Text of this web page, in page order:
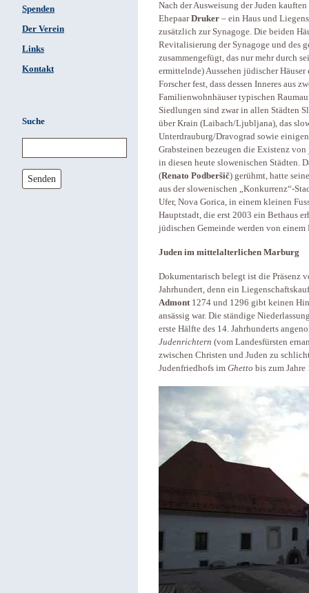
Spenden
Der Verein
Links
Kontakt
Suche
Senden
Nach der Ausweisung der Juden
EhepaarDruker – ein Haus und
zusätzlich zur Synagoge. Die beiden
Revitalisierung der Synagoge und des
zusammengefügt, das nur mehr durch
ermittelnde) Aussehen jüdischer
Forscher fest, dass dessen Inneres aus
Familienwohnhäuser typischen
Siedlungen sind zwar in allen Städten
über Krain (Laibach/Ljubljana), das
Unterdrauburg/Dravograd sowie
Grabsteinen bezeugen die Existenz
in diesen heute slowenischen Städten.
(Renato Podberšič) gerühmt, hatte
aus der slowenischen „Konkurrenz“-
Ufer, Nova Gorica, in einem kleinen
Hauptstadt, die erst 2003 ein Bethaus
jüdischen Gemeinde werden von einem
Juden im mittelalterlichen Marburg
Dokumentarisch belegt ist die Präsenz
Jahrhundert, denn ein
Admont1274 und 1296 gibt keinen
ansässig war. Die ständige
erste Hälfte des 14. Jahrhunderts
Judenrichtern (vom Landesfürsten
zwischen Christen und Juden zu
Judenfriedhofs im Ghetto bis zum